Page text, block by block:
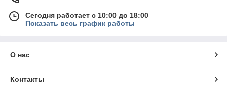
Сегодня работает с 10:00 до 18:00
Показать весь график работы
О нас
Контакты